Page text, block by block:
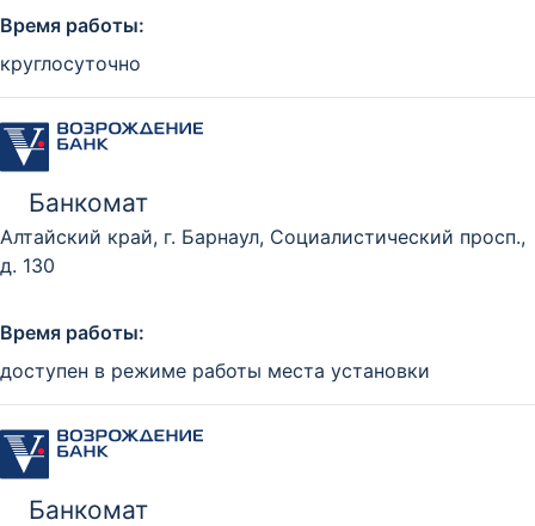
Время работы:
круглосуточно
Банкомат
Алтайский край, г. Барнаул, Социалистический просп.,
д. 130
Время работы:
доступен в режиме работы места установки
Банкомат